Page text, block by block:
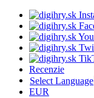
Recenzie
Select Language
EUR